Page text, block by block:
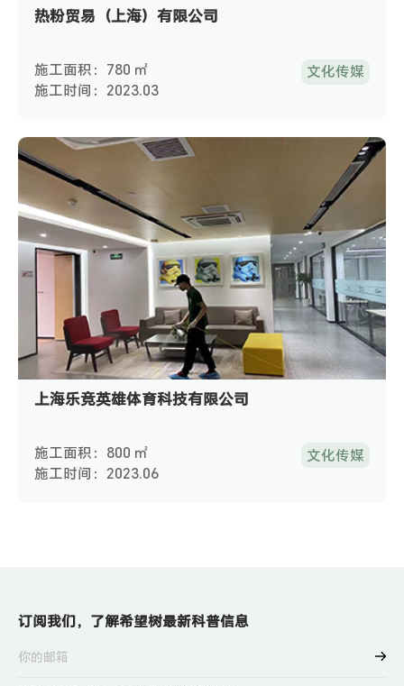
热粉贸易（上海）有限公司
施工面积：780 ㎡
施工时间：2023.03
文化传媒
上海乐竞英雄体育科技有限公司
施工面积：800 ㎡
施工时间：2023.06
文化传媒
订阅我们，了解希望树最新科普信息